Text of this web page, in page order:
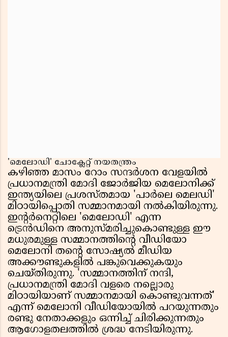
'മെലോഡി' ചോക്ലേറ്റ് നയതന്ത്രം
കഴിഞ്ഞ മാസം റോം സന്ദർശന വേളയിൽ
പ്രധാനമന്ത്രി മോദി ജോർജിയ മെലോനിക്ക്
ഇന്ത്യയിലെ പ്രശസ്തമായ 'പാർലെ മെലഡി'
മിഠായിപ്പൊതി സമ്മാനമായി നൽകിയിരുന്നു.
ഇൻ്റർനെറ്റിലെ 'മെലോഡി' എന്ന
ട്രെൻഡിനെ അനുസ്മരിച്ചുകൊണ്ടുള്ള ഈ
മധുരമുള്ള സമ്മാനത്തിൻ്റെ വീഡിയോ
മെലോനി തൻ്റെ സോഷ്യൽ മീഡിയ
അക്കൗണ്ടുകളിൽ പങ്കുവെക്കുകയും
ചെയ്തിരുന്നു. 'സമ്മാനത്തിന് നന്ദി,
പ്രധാനമന്ത്രി മോദി വളരെ നല്ലൊരു
മിഠായിയാണ് സമ്മാനമായി കൊണ്ടുവന്നത്'
എന്ന് മെലോനി വീഡിയോയിൽ പറയുന്നതും
രണ്ടു നേതാക്കളും ഒന്നിച്ച് ചിരിക്കുന്നതും
ആഗോളതലത്തിൽ ശ്രദ്ധ നേടിയിരുന്നു.